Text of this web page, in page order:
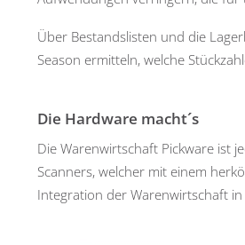
Über Bestandslisten und die
Season ermitteln, welche
Die Hardware macht´s
Die Warenwirtschaft Pickware ist
Scanners, welcher mit einem
Integration der Warenwirtschaft